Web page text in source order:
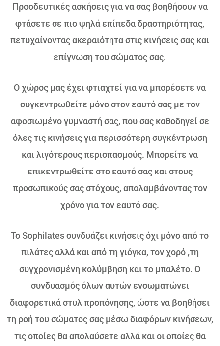
Προοδευτικές ασκήσεις για να σας βοηθήσουν να
φτάσετε σε πιο ψηλά επίπεδα δραστηριότητας,
πετυχαίνοντας ακεραιότητα στις κινήσεις σας και
επίγνωση του σώματος σας.
Ο χώρος μας έχει φτιαχτεί για να μπορέσετε να
συγκεντρωθείτε μόνο στον εαυτό σας με τον
αφοσιωμένο γυμναστή σας, που σας καθοδηγεί σε
όλες τις κινήσεις για περισσότερη συγκέντρωση
και λιγότερους περισπασμούς. Μπορείτε να
επικεντρωθείτε στο εαυτό σας και στους
προσωπικούς σας στόχους, απολαμβάνοντας τον
χρόνο για τον εαυτό σας.
Το Sophilates συνδυάζει κινήσεις όχι μόνο από το
πιλάτες αλλά και από τη γιόγκα, τον χορό ,τη
συγχρονισμένη κολύμβηση και το μπαλέτο. Ο
συνδυασμός όλων αυτών ενσωματώνει
διαφορετικά στυλ προπόνησης, ώστε να βοηθήσει
τη ροή του σώματος σας μέσω διαφόρων κινήσεων,
τις οποίες θα απολαύσετε αλλά και οι οποίες θα